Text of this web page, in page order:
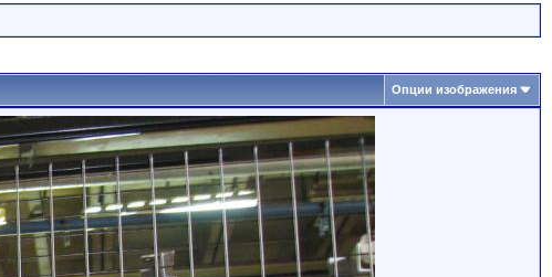
Опции изображения